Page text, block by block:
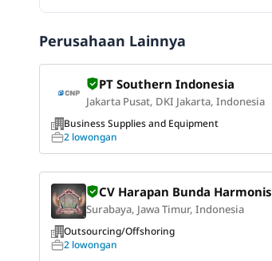
Perusahaan Lainnya
PT Southern Indonesia
Jakarta Pusat, DKI Jakarta, Indonesia
Business Supplies and Equipment
2 lowongan
CV Harapan Bunda Harmonis
Surabaya, Jawa Timur, Indonesia
Outsourcing/Offshoring
2 lowongan